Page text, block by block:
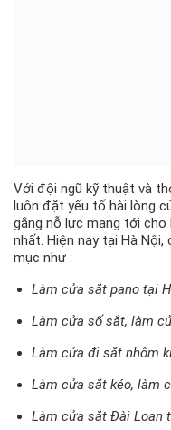
Với đội ngũ kỹ thuật và
luôn đặt yếu tố hài lòng
gắng nỗ lực mang tới cho
nhất. Hiện nay tại Hà
mục như :
Làm cửa sắt pano tại
Làm cửa số sắt, làm
Làm cửa đi sắt nhôm
Làm cửa sắt kéo, làm
Làm cửa sắt Đài Loan